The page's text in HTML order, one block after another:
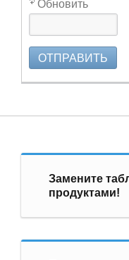
ОТПРАВИТЬ
Замените
продуктами!